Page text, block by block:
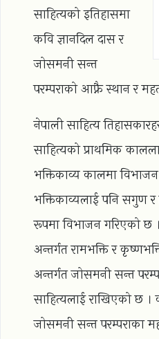
साहित्यको इतिहासमा
कवि ज्ञानदिल दास र
जोसमनी सन्त
परम्पराको आफ्नै स्थान र
नेपाली साहित्य
साहित्यको प्राथमिक
भक्तिकाव्य कालमा
भक्तिकाव्यलाई पनि सगुण र
रूपमा विभाजन गरिएको छ
अन्तर्गत रामभक्ति र
अन्तर्गत जोसमनी सन्त
साहित्यलाई राखिएको छ ।
जोसमनी सन्त परम्पराका